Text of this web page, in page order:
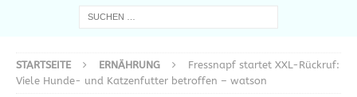
STARTSEITE ERNÄHRUNG
Fressnapf startet XXL-Rückruf:
Viele Hunde- und Katzenfutter betroffen – watson